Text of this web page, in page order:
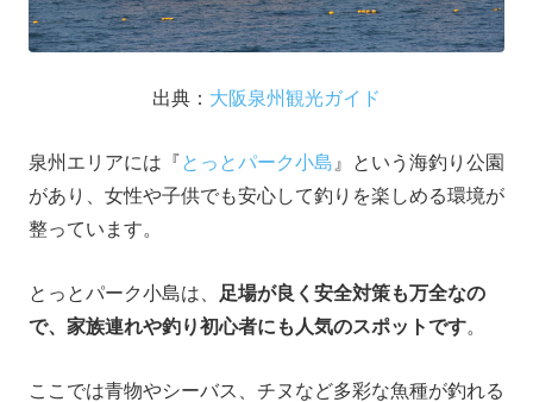
出典： 大阪泉州観光ガイド
泉州エリアには『とっとパーク小島 』という海釣り公園
があり、女性や子供でも安心して釣りを楽しめる環境が
整っています。
とっとパーク小島は、
足場が良く安全対策も万全なの
で、家族連れや釣り初心者にも人気のスポットです。
ここでは青物やシーバス、チヌなど多彩な魚種が釣れる